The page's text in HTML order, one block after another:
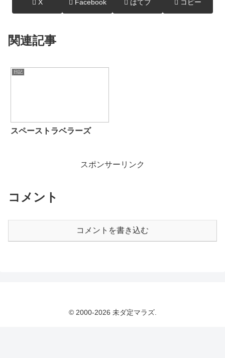
X Facebook はてブ コピー
関連記事
日記
スペーストラベラーズ
スポンサーリンク
コメント
コメントを書き込む
© 2000-2026 未ダ定マラズ.